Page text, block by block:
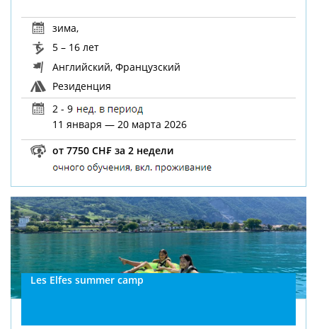
зима,
5 – 16 лет
Английский, Французский
Резиденция
2 - 9
11 января — 20 марта 2026
от 7750 CH₣ за 2 недели
Les Elfes summer camp